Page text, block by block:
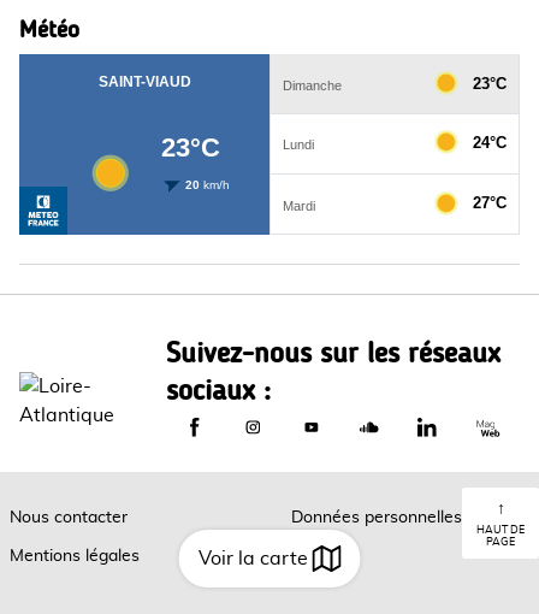
Voir la carte
Météo
Suivez-nous sur les réseaux
sociaux :
Nous contacter
Mentions légales
Données personnelles
Cookies
↑
HAUT DE
PAGE